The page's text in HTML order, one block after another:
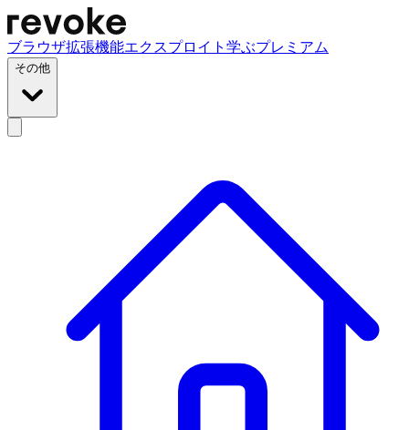
ブラウザ拡張機能エクスプロイト 学ぶプレミアム
その他